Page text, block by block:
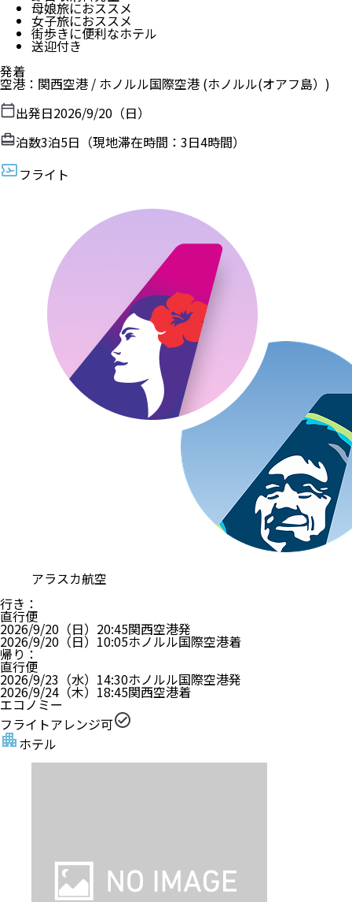
母娘旅におススメ
女子旅におススメ
街歩きに便利なホテル
送迎付き
発着
空港 ： 関西空港 / ホノルル国際空港 (ホノルル(オアフ島）)
出発日2026/9/20（日）
泊数3泊5日（現地滞在時間： 3日4時間）
フライト
アラスカ航空
行き ：
直行便
2026/9/20（日） 20:45関西空港発
2026/9/20（日） 10:05ホノルル国際空港着
帰り ：
直行便
2026/9/23（水） 14:30ホノルル国際空港発
2026/9/24（木） 18:45関西空港着
エコノミー
フライトアレンジ可
ホテル